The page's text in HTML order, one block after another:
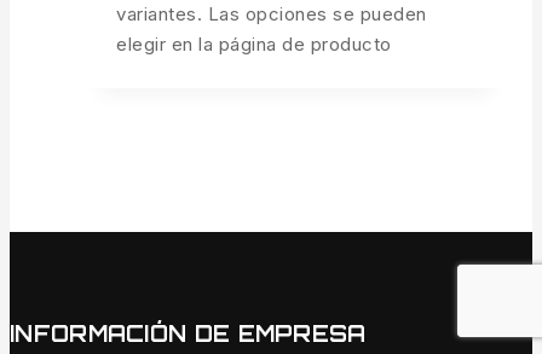
variantes. Las opciones se pueden
elegir en la página de producto
INFORMACIÓN DE EMPRESA